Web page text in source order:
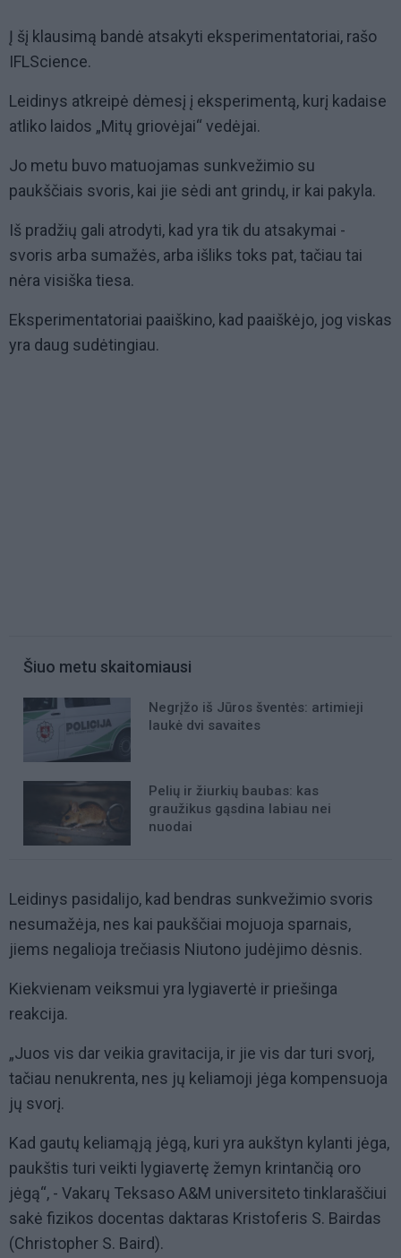
Į šį klausimą bandė atsakyti eksperimentatoriai, rašo
IFLScience.
Leidinys atkreipė dėmesį į eksperimentą, kurį kadaise
atliko laidos „Mitų griovėjai“ vedėjai.
Jo metu buvo matuojamas sunkvežimio su
paukščiais svoris, kai jie sėdi ant grindų, ir kai pakyla.
Iš pradžių gali atrodyti, kad yra tik du atsakymai -
svoris arba sumažės, arba išliks toks pat, tačiau tai
nėra visiška tiesa.
Eksperimentatoriai paaiškino, kad paaiškėjo, jog viskas
yra daug sudėtingiau.
Šiuo metu skaitomiausi
Negrįžo iš Jūros šventės: artimieji
laukė dvi savaites
Pelių ir žiurkių baubas: kas
graužikus gąsdina labiau nei
nuodai
Leidinys pasidalijo, kad bendras sunkvežimio svoris
nesumažėja, nes kai paukščiai mojuoja sparnais,
jiems negalioja trečiasis Niutono judėjimo dėsnis.
Kiekvienam veiksmui yra lygiavertė ir priešinga
reakcija.
„Juos vis dar veikia gravitacija, ir jie vis dar turi svorį,
tačiau nenukrenta, nes jų keliamoji jėga kompensuoja
jų svorį.
Kad gautų keliamąją jėgą, kuri yra aukštyn kylanti jėga,
paukštis turi veikti lygiavertę žemyn krintančią oro
jėgą“, - Vakarų Teksaso A&M universiteto tinklaraščiui
sakė fizikos docentas daktaras Kristoferis S. Bairdas
(Christopher S. Baird).